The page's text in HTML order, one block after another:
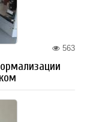
563